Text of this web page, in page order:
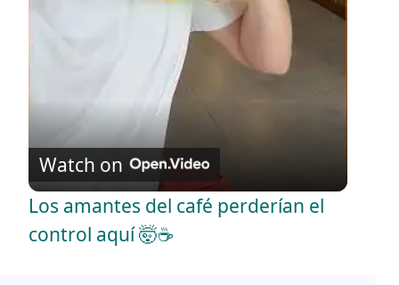
a
V
i
Watch on
Los amantes del café perderían el
control aquí 🤯☕